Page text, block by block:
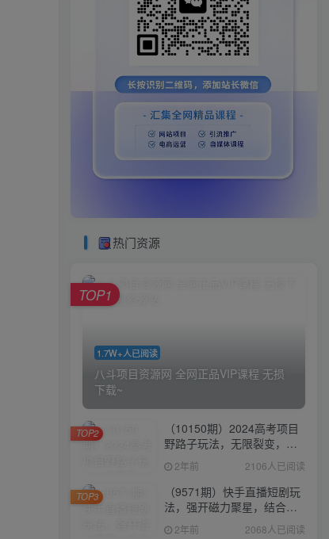
热门资源
1.7W+人已阅读
八斗项目资源网 全网正品VIP课程 无损
下载~
TOP1
（10150期）2024高考项目
野路子玩法，无限裂变，最
高一天1W＋！
2年前 2106人已阅读
TOP2
（9571期）快手直播短剧玩
法，强开磁力聚星，结合多
种变现方式日入600+
2年前 2068人已阅读
TOP3